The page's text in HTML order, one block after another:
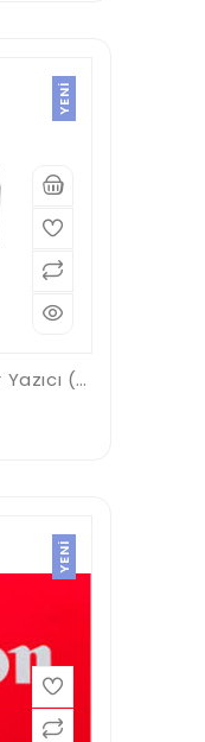
YENI
CANON LBP6030B Lazer Yazıcı (Siyah)
YENI